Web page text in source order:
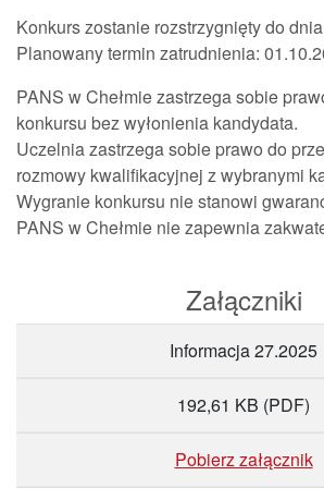
Konkurs zostanie rozstrzygnięty do
Planowany termin zatrudnienia:
PANS w Chełmie zastrzega sobie
konkursu bez wyłonienia kandydata.
Uczelnia zastrzega sobie prawo do
rozmowy kwalifikacyjnej z wybranymi
Wygranie konkursu nie stanowi
PANS w Chełmie nie zapewnia
Załączniki
Informacja 27.2025
192,61 KB (PDF)
Pobierz załącznik